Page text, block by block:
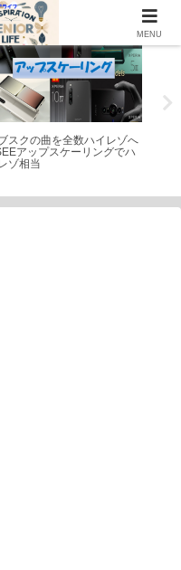
スクの曲を全数ハイレゾへ
アップスケーリングでハ
ゾ相当
MENU